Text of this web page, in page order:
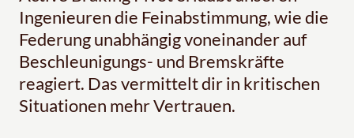
Ingenieuren die Feinabstimmung, wie die
Federung unabhängig voneinander auf
Beschleunigungs- und Bremskräfte
reagiert. Das vermittelt dir in kritischen
Situationen mehr Vertrauen.